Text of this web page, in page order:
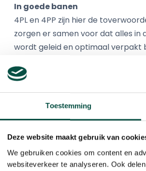
Toestemming
Deze website maakt gebruik van
We gebruiken cookies om content en
websiteverkeer te analyseren. Ook
In goede banen
4PL en 4PP zijn hier de
zorgen er samen voor dat alles
wordt geleid en optimaal verpakt
werken voor alle organisaties op
het gaat om het leveren van
expert in advanced milling, sheet
van de campus.